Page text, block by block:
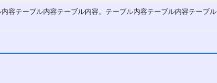
容テーブル内容テーブル内容。テーブル内容テーブル内容テーブル